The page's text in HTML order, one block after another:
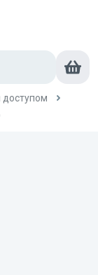
доступом